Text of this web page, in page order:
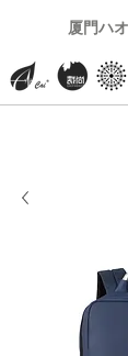
厦門ハ